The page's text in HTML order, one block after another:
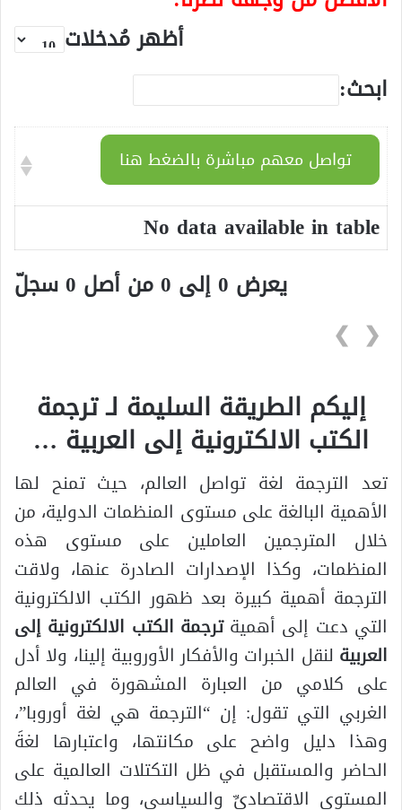
أظهر مُدخلات
ابحث:
تواصل معهم مباشرة بالضغط هنا
No data available in table
يعرض 0 إلى 0 من أصل 0 سجلّ
❮
❯
إليكم الطريقة السليمة لـ ترجمة
الكتب الالكترونية إلى العربية …
تعد الترجمة لغة تواصل العالم، حيث تمنح لها
الأهمية البالغة على مستوى المنظمات الدولية، من
خلال المترجمين العاملين على مستوى هذه
المنظمات، وكذا الإصدارات الصادرة عنها، ولاقت
الترجمة أهمية كبيرة بعد ظهور الكتب الالكترونية
التي دعت إلى أهميةترجمة الكتب الالكترونية إلى
العربية لنقل الخبرات والأفكار الأوروبية إلينا، ولا أدل
على كلامي من العبارة المشهورة في العالم
الغربي التي تقول: إن “الترجمة هي لغة أوروبا”،
وهذا دليل واضح على مكانتها، واعتبارها لغةَ
الحاضر والمستقبل في ظل التكتلات العالمية على
المستوى الاقتصاديِّ والسياسي، وما يحدثه ذلك